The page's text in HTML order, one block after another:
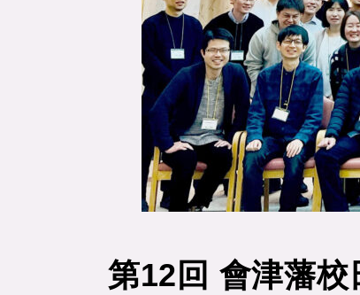
第12回 會津藩